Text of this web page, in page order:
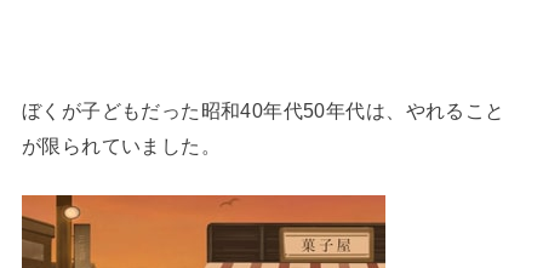
ぼくが子どもだった昭和40年代50年代は、やれること
が限られていました。